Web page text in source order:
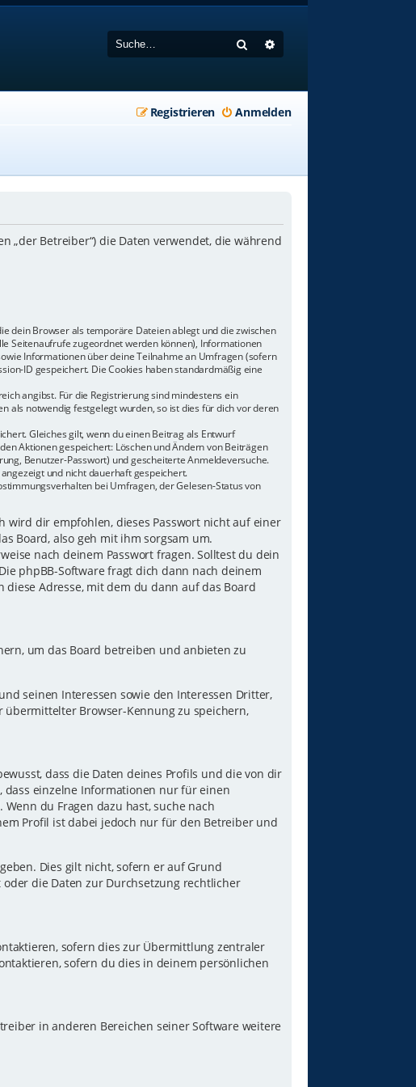
Suche
Anmelden
Registrieren
„der Betreiber“) die Daten verwendet, die während
dein Browser als temporäre Dateien ablegt und die zwischen
Seitenaufrufe zugeordnet werden können), Informationen
Informationen über deine Teilnahme an Umfragen (sofern
ID gespeichert. Die Cookies haben standardmäßig eine
angibst. Für die Registrierung sind mindestens ein
als notwendig festgelegt wurden, so ist dies für dich vor deren
Gleiches gilt, wenn du einen Beitrag als Entwurf
Aktionen gespeichert: Löschen und Ändern von Beiträgen
Benutzer-Passwort) und gescheiterte Anmeldeversuche.
und nicht dauerhaft gespeichert.
bei Umfragen, der Gelesen-Status von
wird dir empfohlen, dieses Passwort nicht auf einer
Board, also geh mit ihm sorgsam um.
nach deinem Passwort fragen. Solltest du dein
phpBB-Software fragt dich dann nach deinem
Adresse, mit dem du dann auf das Board
um das Board betreiben und anbieten zu
seinen Interessen sowie den Interessen Dritter,
Browser-Kennung zu speichern,
dass die Daten deines Profils und die von dir
einzelne Informationen nur für einen
du Fragen dazu hast, suche nach
Profil ist dabei jedoch nur für den Betreiber und
Dies gilt nicht, sofern er auf Grund
die Daten zur Durchsetzung rechtlicher
sofern dies zur Übermittlung zentraler
sofern du dies in deinem persönlichen
in anderen Bereichen seiner Software weitere